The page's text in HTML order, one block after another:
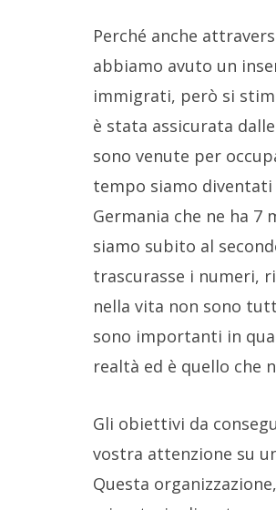
Perché anche
abbiamo avuto un
immigrati, però si
è stata assicurata
sono venute per
tempo siamo diventati
Germania che ne ha 7
siamo subito al
trascurasse i numeri,
nella vita non sono
sono importanti in
realtà ed è quello che
Gli obiettivi da
vostra attenzione su
Questa